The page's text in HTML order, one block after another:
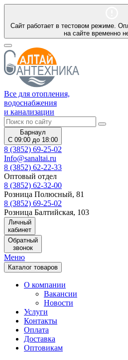
Сайт работает в тестовом режиме.
на сайте временно
Все для отопления,
водоснабжения
и канализации
Барнаул
С 09:00 до 18:00
8 (3852) 69-25-02
Info@sanaltai.ru
8 (3852) 62-22-33
Оптовый отдел
8 (3852) 62-32-00
Розница Полюсный, 81
8 (3852) 69-25-02
Розница Балтийская, 103
Личный
кабинет
Обратный
звонок
Меню
Каталог товаров
О компании
Вакансии
Новости
Услуги
Контакты
Оплата
Доставка
Оптовикам